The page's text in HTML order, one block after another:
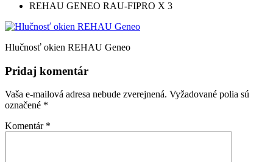
REHAU GENEO RAU-FIPRO X 3
Hlučnosť okien REHAU Geneo
Pridaj komentár
Vaša e-mailová adresa nebude zverejnená. Vyžadované polia sú
označené *
Komentár *